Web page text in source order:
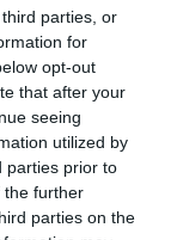
parties, or
for
opt-out
that after your
seeing
utilized by
parties prior to
the further
parties on the